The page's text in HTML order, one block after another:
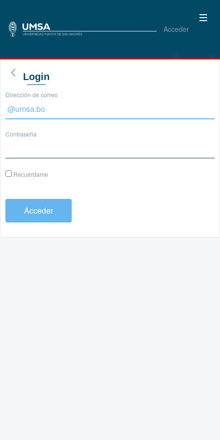
Acceder
Login
Dirección de correo
Contraseña
Recuérdame
Acceder